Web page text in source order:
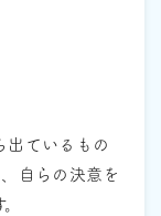
出ているもの
自らの決意を